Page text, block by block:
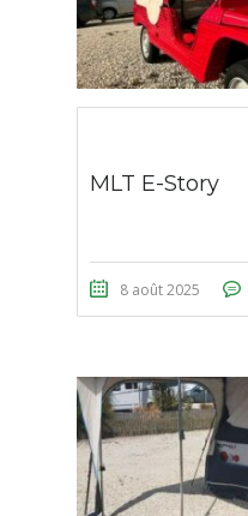
MLT E-Story
8 août 2025